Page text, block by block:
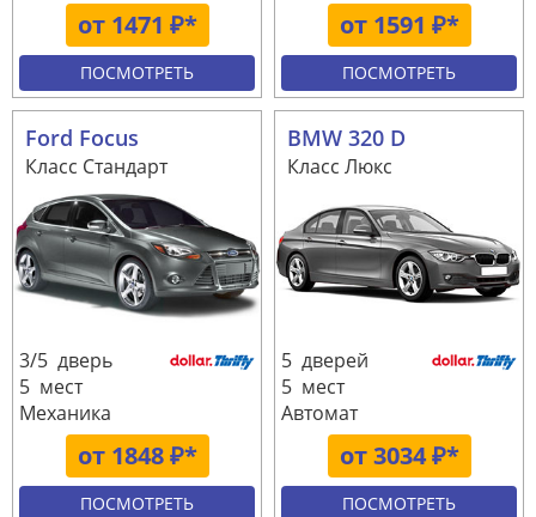
от 1471 ₽*
ПОСМОТРЕТЬ
от 1591 ₽*
ПОСМОТРЕТЬ
Ford Focus
Класс Стандарт
от 1848 ₽*
3/5 дверь
5 мест
Механика
ПОСМОТРЕТЬ
BMW 320 D
Класс Люкс
от 3034 ₽*
5 дверей
5 мест
Автомат
ПОСМОТРЕТЬ